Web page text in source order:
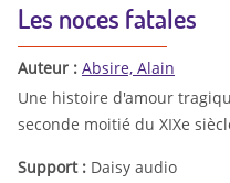
Les noces fatales
Auteur : Absire, Alain
Une histoire d'amour
seconde moitié du XIXe
Support : Daisy audio